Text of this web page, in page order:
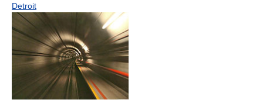
Detroit